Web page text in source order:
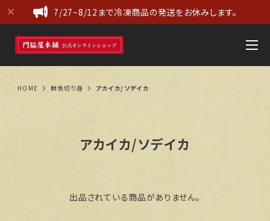
7/27~8/12まで冷凍商品の発送をお休みします。
HOME 鮮魚切り身 アカイカ/ソデイカ
アカイカ/ソデイカ
出品されている商品がありません。